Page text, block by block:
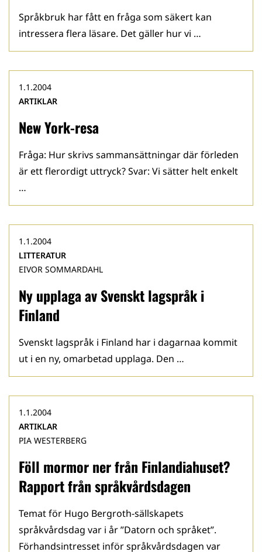
Språkbruk har fått en fråga som säkert kan
intressera flera läsare. Det gäller hur vi …
New York-resa
1.1.2004
ARTIKLAR
Fråga: Hur skrivs sammansättningar där förleden
är ett flerordigt uttryck? Svar: Vi sätter helt enkelt
…
Ny upplaga av Svenskt lagspråk i
Finland
1.1.2004
LITTERATUR
EIVOR SOMMARDAHL
Svenskt lagspråk i Finland har i dagarnaa kommit
ut i en ny, omarbetad upplaga. Den …
Föll mormor ner från Finlandiahuset?
Rapport från språkvårdsdagen
1.1.2004
ARTIKLAR
PIA WESTERBERG
Temat för Hugo Bergroth-sällskapets
språkvårdsdag var i år ”Datorn och språket”.
Förhandsintresset inför språkvårdsdagen var